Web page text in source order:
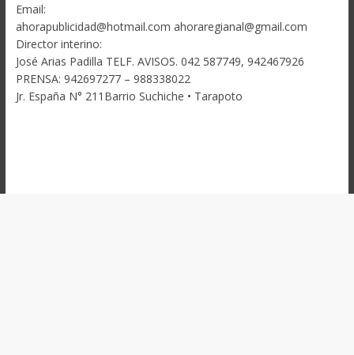
Email:
ahorapublicidad@hotmail.com ahoraregianal@gmail.com
Director interino:
José Arias Padilla TELF. AVISOS. 042 587749, 942467926
PRENSA: 942697277 – 988338022
Jr. España N° 211Barrio Suchiche • Tarapoto